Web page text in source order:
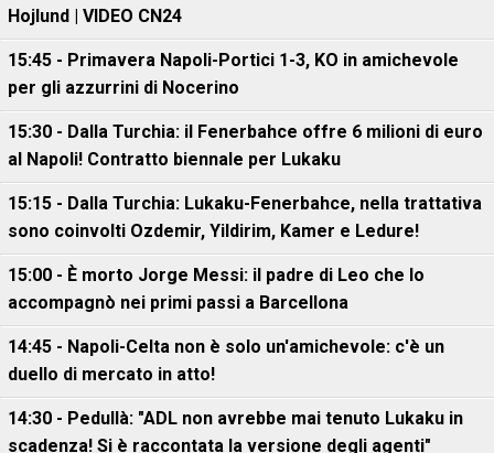
Hojlund | VIDEO CN24
15:45 - Primavera Napoli-Portici 1-3, KO in amichevole
per gli azzurrini di Nocerino
15:30 - Dalla Turchia: il Fenerbahce offre 6 milioni di euro
al Napoli! Contratto biennale per Lukaku
15:15 - Dalla Turchia: Lukaku-Fenerbahce, nella trattativa
sono coinvolti Ozdemir, Yildirim, Kamer e Ledure!
15:00 - È morto Jorge Messi: il padre di Leo che lo
accompagnò nei primi passi a Barcellona
14:45 - Napoli-Celta non è solo un'amichevole: c'è un
duello di mercato in atto!
14:30 - Pedullà: "ADL non avrebbe mai tenuto Lukaku in
scadenza! Si è raccontata la versione degli agenti"